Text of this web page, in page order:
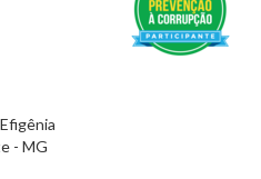
- MG